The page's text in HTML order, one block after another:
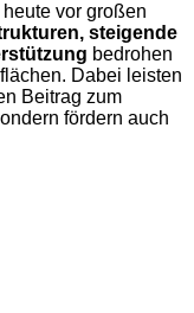
vor großen
steigende
bedrohen
Dabei leisten
Beitrag zum
fördern auch